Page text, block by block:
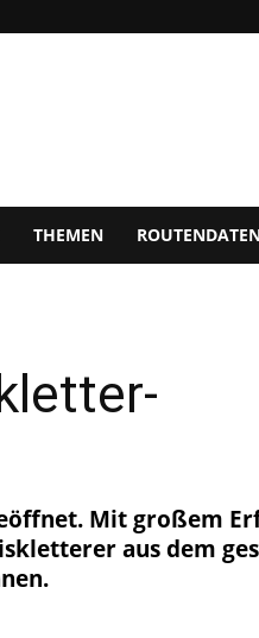
THEMEN
Mit großem
aus dem